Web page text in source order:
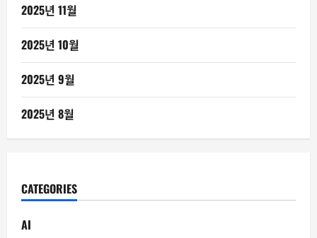
2025년 11월
2025년 10월
2025년 9월
2025년 8월
CATEGORIES
AI